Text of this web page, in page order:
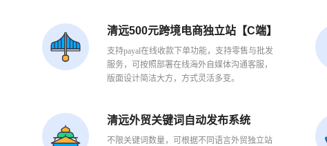
清远500元跨境电商独立站【C端】
支持payal在线收款下单功能，支持零售与批发
服务，可按照部署在线海外自媒体沟通客服，
版面设计简洁大方，方式灵活多变。
清远外贸关键词自动发布系统
不限关键词数量，可根据不同语言外贸独立站